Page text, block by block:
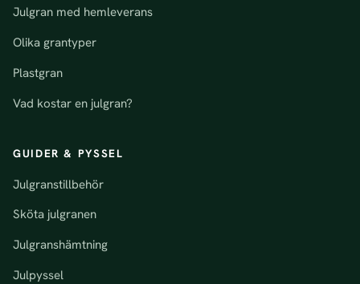
Julgran med hemleverans
Olika grantyper
Plastgran
Vad kostar en julgran?
GUIDER & PYSSEL
Julgranstillbehör
Sköta julgranen
Julgranshämtning
Julpyssel